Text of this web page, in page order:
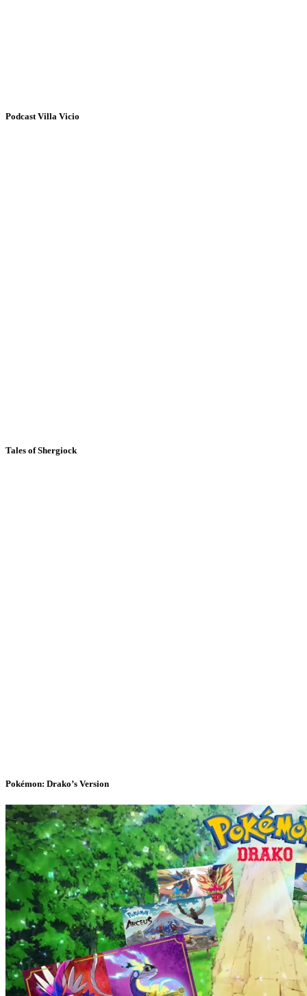
Podcast Villa Vicio
Tales of Shergiock
Pokémon: Drako’s Version